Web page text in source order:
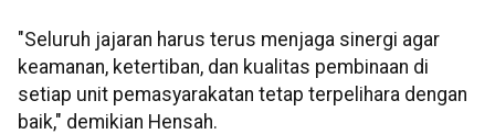
"Seluruh jajaran harus terus menjaga sinergi agar
keamanan, ketertiban, dan kualitas pembinaan di
setiap unit pemasyarakatan tetap terpelihara dengan
baik," demikian Hensah.